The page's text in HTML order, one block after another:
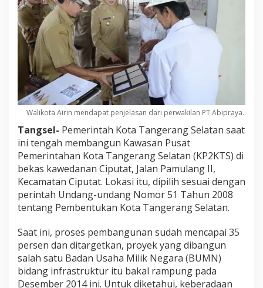
Walikota Airin mendapat penjelasan dari perwakilan PT Abipraya.
Tangsel- Pemerintah Kota Tangerang Selatan saat
ini tengah membangun Kawasan Pusat
Pemerintahan Kota Tangerang Selatan (KP2KTS) di
bekas kawedanan Ciputat, Jalan Pamulang II,
Kecamatan Ciputat. Lokasi itu, dipilih sesuai dengan
perintah Undang-undang Nomor 51 Tahun 2008
tentang Pembentukan Kota Tangerang Selatan.
Saat ini, proses pembangunan sudah mencapai 35
persen dan ditargetkan, proyek yang dibangun
salah satu Badan Usaha Milik Negara (BUMN)
bidang infrastruktur itu bakal rampung pada
Desember 2014 ini. Untuk diketahui, keberadaan